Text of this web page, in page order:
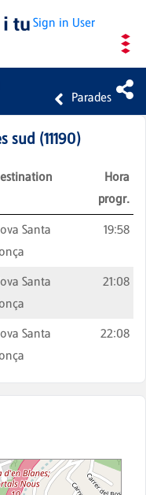
Sign in User
Parades
sud (11190)
Hora
progr.
Santa
19:58
Santa
21:08
Santa
22:08